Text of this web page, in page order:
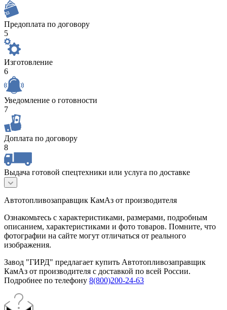
Предоплата по договору
5
Изготовление
6
Уведомление о готовности
7
Доплата по договору
8
Выдача готовой спецтехники или услуга по доставке
Автотопливозаправщик КамАз от производителя
Ознакомьтесь с характеристиками, размерами, подробным
описанием, характеристиками и фото товаров. Помните, что
фотографии на сайте могут отличаться от реального
изображения.
Завод "ГИРД" предлагает купить Автотопливозаправщик
КамАз от производителя с доставкой по всей России.
Подробнее по телефону 8(800)200-24-63